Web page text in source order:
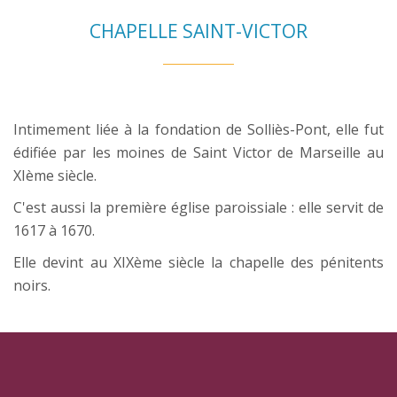
CHAPELLE SAINT-VICTOR
Intimement liée à la fondation de Solliès-Pont, elle fut
édifiée par les moines de Saint Victor de Marseille au
XIème siècle.
C'est aussi la première église paroissiale : elle servit de
1617 à 1670.
Elle devint au XIXème siècle la chapelle des pénitents
noirs.